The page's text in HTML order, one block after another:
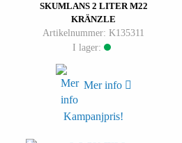
SKUMLANS 2 LITER M22
KRÄNZLE
Artikelnummer: K135311
I lager:
Mer info
Kampanjpris!